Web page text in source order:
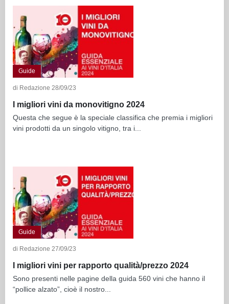
Guide
di Redazione 28/09/23
I migliori vini da monovitigno 2024
Questa che segue è la speciale classifica che premia i migliori
vini prodotti da un singolo vitigno, tra i...
Guide
di Redazione 27/09/23
I migliori vini per rapporto qualità/prezzo 2024
Sono presenti nelle pagine della guida 560 vini che hanno il
“pollice alzato”, cioè il nostro...